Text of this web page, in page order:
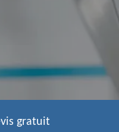
gratuit